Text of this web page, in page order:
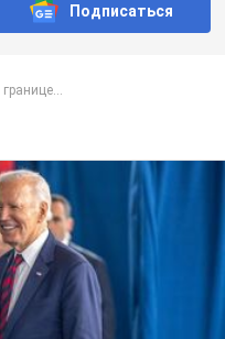
Подписаться